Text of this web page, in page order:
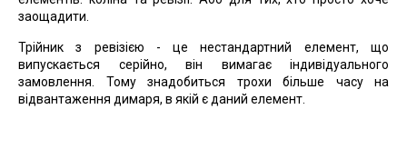
заощадити.
Трійник з ревізією - це нестандартний елемент, що
випускається серійно, він вимагає індивідуального
замовлення. Тому знадобиться трохи більше часу на
відвантаження димаря, в якій є даний елемент.